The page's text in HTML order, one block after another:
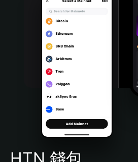
Português (Portugal)
Bahasa Indonesia
Português (Brasil)
Español (Argentina)